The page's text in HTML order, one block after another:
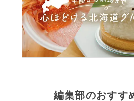
編集部のおすす